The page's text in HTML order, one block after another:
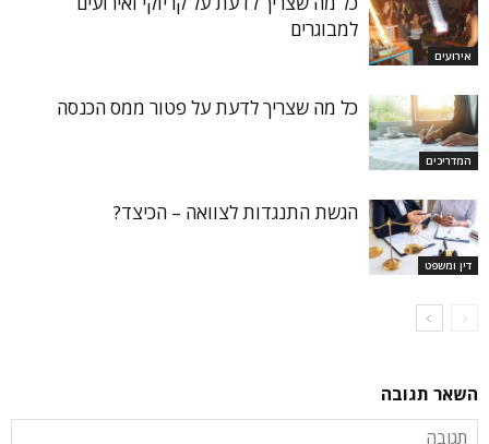
אירועים
למבוגרים
המדריכים
כל מה שצריך לדעת על פטור ממס הכנסה
דין ומשפט
הגשת התנגדות לצוואה – הכיצד?
השאר תגובה